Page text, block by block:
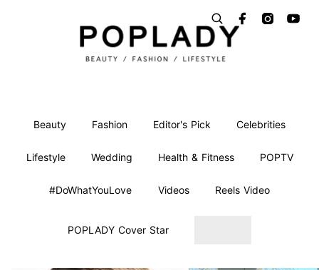
Beauty Fashion Editor's Pick Celebrities
Lifestyle Wedding Health & Fitness POPTV
#DoWhatYouLove Videos Reels Video
POPLADY Cover Star